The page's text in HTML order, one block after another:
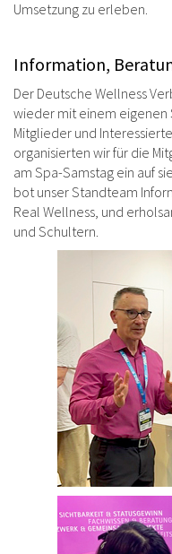
Umsetzung zu erleben.
Information,
Der Deutsche Wellness
wieder mit einem eigenen
Mitglieder und
organisierten wir für die
am Spa-Samstag ein auf
bot unser Standteam
Real Wellness, und
und Schultern.